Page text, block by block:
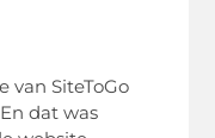
van SiteToGo
dat was